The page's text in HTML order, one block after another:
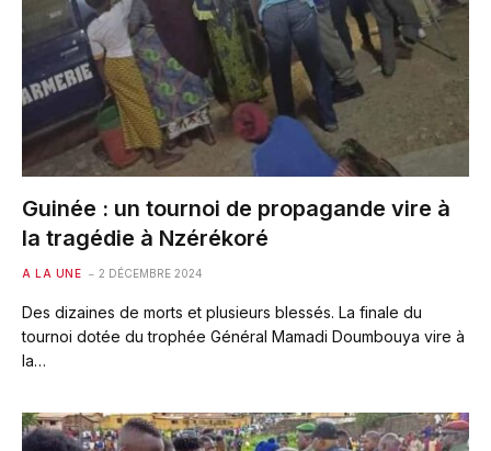
Guinée : un tournoi de propagande vire à
la tragédie à Nzérékoré
A LA UNE 2 DÉCEMBRE 2024
Des dizaines de morts et plusieurs blessés. La finale du
tournoi dotée du trophée Général Mamadi Doumbouya vire à
la…